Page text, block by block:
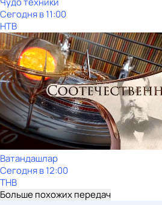
Сегодня в 11:00
НТВ
Ватандашлар
Сегодня в 12:00
ТНВ
Больше похожих передач